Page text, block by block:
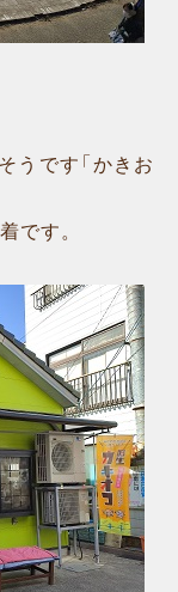
うです「かきお
です。